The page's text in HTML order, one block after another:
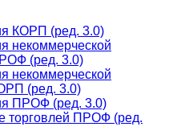
КОРП (ред. 3.0)
некоммерческой
(ред. 3.0)
некоммерческой
(ред. 3.0)
ПРОФ (ред. 3.0)
торговлей ПРОФ (ред.